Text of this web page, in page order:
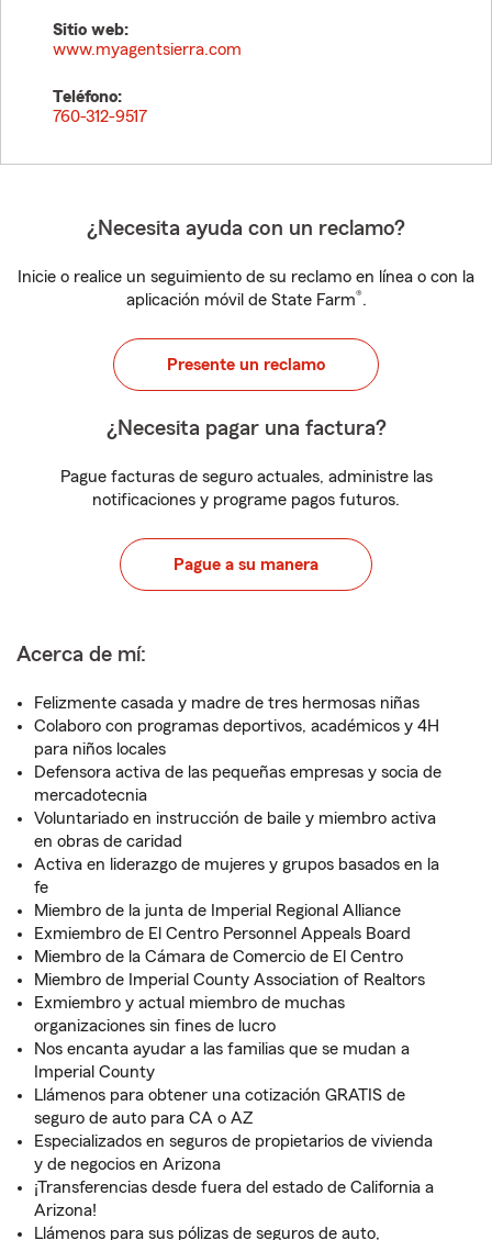
Sitio web:
www.myagentsierra.com
Teléfono:
760-312-9517
¿Necesita ayuda con un reclamo?
Inicie o realice un seguimiento de su reclamo en línea o con la
aplicación móvil de State Farm®.
Presente un reclamo
¿Necesita pagar una factura?
Pague facturas de seguro actuales, administre las
notificaciones y programe pagos futuros.
Pague a su manera
Acerca de mí:
Felizmente casada y madre de tres hermosas niñas
Colaboro con programas deportivos, académicos y 4H
para niños locales
Defensora activa de las pequeñas empresas y socia de
mercadotecnia
Voluntariado en instrucción de baile y miembro activa
en obras de caridad
Activa en liderazgo de mujeres y grupos basados en la
fe
Miembro de la junta de Imperial Regional Alliance
Exmiembro de El Centro Personnel Appeals Board
Miembro de la Cámara de Comercio de El Centro
Miembro de Imperial County Association of Realtors
Exmiembro y actual miembro de muchas
organizaciones sin fines de lucro
Nos encanta ayudar a las familias que se mudan a
Imperial County
Llámenos para obtener una cotización GRATIS de
seguro de auto para CA o AZ
Especializados en seguros de propietarios de vivienda
y de negocios en Arizona
¡Transferencias desde fuera del estado de California a
Arizona!
Llámenos para sus pólizas de seguros de auto,